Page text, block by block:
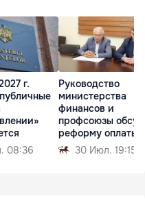
г.
08:36
Руководство
министерства
финансов и
профсоюзы
реформу оплаты
труда30 Июл. 19:15